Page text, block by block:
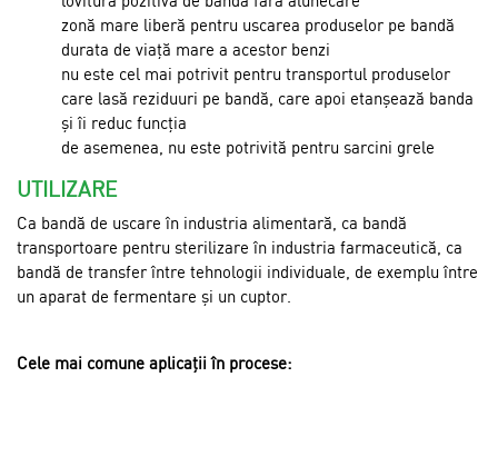
zonă mare liberă pentru uscarea produselor pe bandă
durata de viață mare a acestor benzi
nu este cel mai potrivit pentru transportul produselor
care lasă reziduuri pe bandă, care apoi etanșează banda
și îi reduc funcția
de asemenea, nu este potrivită pentru sarcini grele
UTILIZARE
Ca bandă de uscare în industria alimentară, ca bandă
transportoare pentru sterilizare în industria farmaceutică, ca
bandă de transfer între tehnologii individuale, de exemplu între
un aparat de fermentare și un cuptor.
Cele mai comune aplicații în procese: